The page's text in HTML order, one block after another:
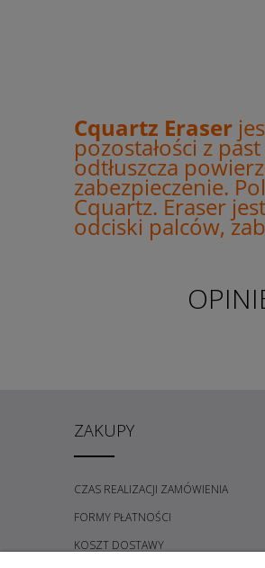
Cquartz Eraser
pozostałości z
odtłuszcza
zabezpieczenie.
Cquartz. Eraser
odciski palców,
ZAKUPY
CZAS REALIZACJI ZAMÓWIENIA
FORMY PŁATNOŚCI
KOSZT DOSTAWY